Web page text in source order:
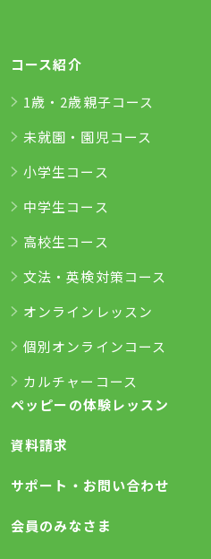
コース紹介
1歳・2歳親子コース
未就園・園児コース
小学生コース
中学生コース
高校生コース
文法・英検対策コース
オンラインレッスン
個別オンラインコース
カルチャーコース
ペッピーの体験レッスン
資料請求
サポート・お問い合わせ
会員のみなさま